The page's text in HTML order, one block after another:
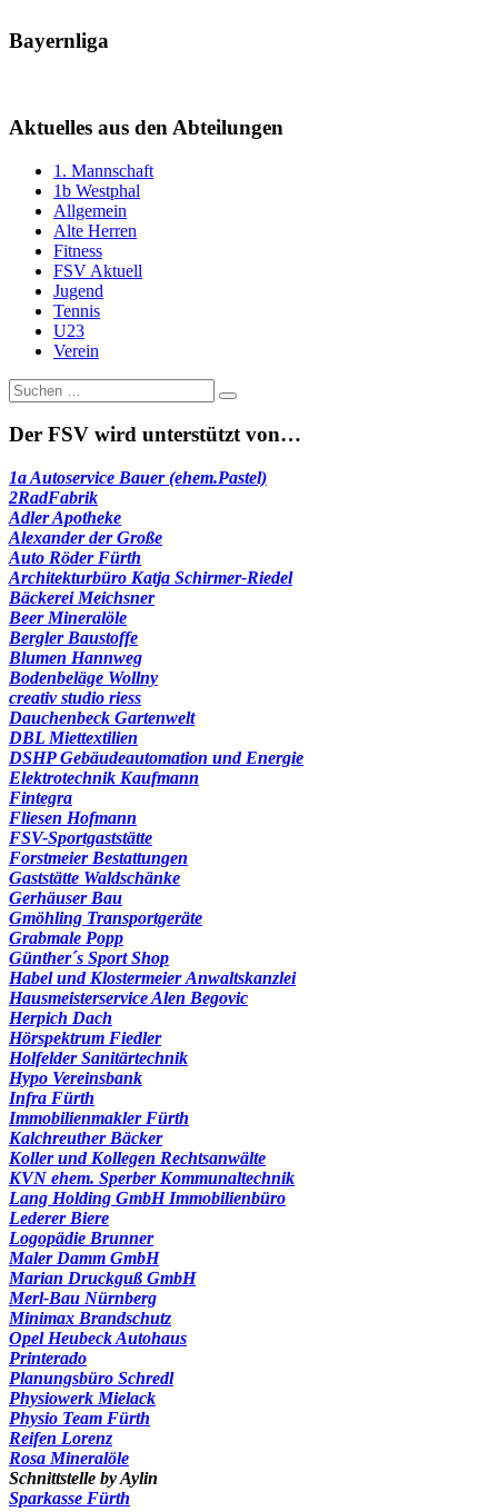
Bayernliga
Aktuelles aus den Abteilungen
1. Mannschaft
1b Westphal
Allgemein
Alte Herren
Fitness
FSV Aktuell
Jugend
Tennis
U23
Verein
Suche
nach:
Der FSV wird unterstützt von…
1a Autoservice Bauer (ehem.Pastel)
2RadFabrik
Adler Apotheke
Alexander der Große
Auto Röder Fürth
Architekturbüro Katja Schirmer-Riedel
Bäckerei Meichsner
Beer Mineralöle
Bergler Baustoffe
Blumen Hannweg
Bodenbeläge Wollny
creativ studio riess
Dauchenbeck Gartenwelt
DBL Miettextilien
DSHP Gebäudeautomation und Energie
Elektrotechnik Kaufmann
Fintegra
Fliesen Hofmann
FSV-Sportgaststätte
Forstmeier Bestattungen
Gaststätte Waldschänke
Gerhäuser Bau
Gmöhling Transportgeräte
Grabmale Popp
Günther´s Sport Shop
Habel und Klostermeier Anwaltskanzlei
Hausmeisterservice Alen Begovic
Herpich Dach
Hörspektrum Fiedler
Holfelder Sanitärtechnik
Hypo Vereinsbank
Infra Fürth
Immobilienmakler Fürth
Kalchreuther Bäcker
Koller und Kollegen Rechtsanwälte
KVN ehem. Sperber Kommunaltechnik
Lang Holding GmbH Immobilienbüro
Lederer Biere
Logopädie Brunner
Maler Damm GmbH
Marian Druckguß GmbH
Merl-Bau Nürnberg
Minimax Brandschutz
Opel Heubeck Autohaus
Printerado
Planungsbüro Schredl
Physiowerk Mielack
Physio Team Fürth
Reifen Lorenz
Rosa Mineralöle
Schnittstelle by Aylin
Sparkasse Fürth